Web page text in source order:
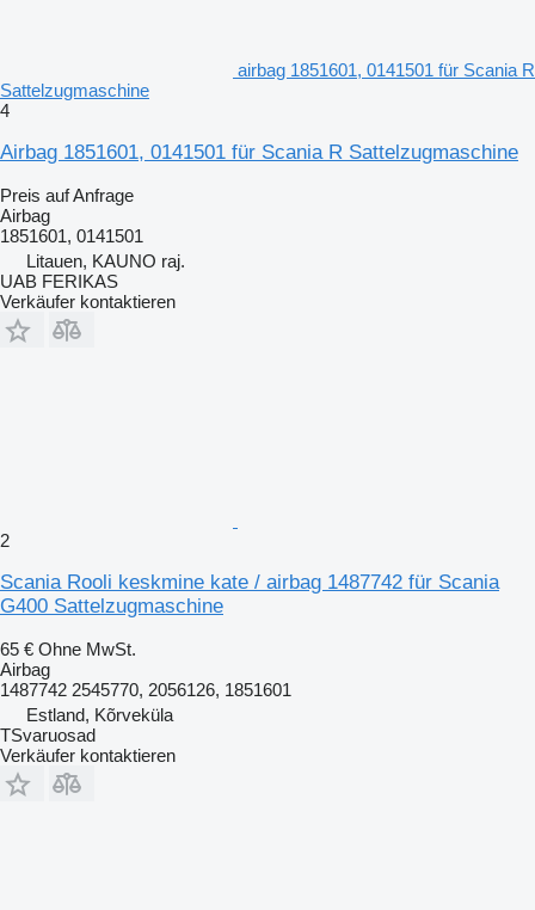
airbag 1851601, 0141501 für Scania R
Sattelzugmaschine
4
Airbag 1851601, 0141501 für Scania R Sattelzugmaschine
Preis auf Anfrage
Airbag
1851601, 0141501
Litauen, KAUNO raj.
UAB FERIKAS
Verkäufer kontaktieren
2
Scania Rooli keskmine kate / airbag 1487742 für Scania
G400 Sattelzugmaschine
65 € Ohne MwSt.
Airbag
1487742 2545770, 2056126, 1851601
Estland, Kõrveküla
TSvaruosad
Verkäufer kontaktieren